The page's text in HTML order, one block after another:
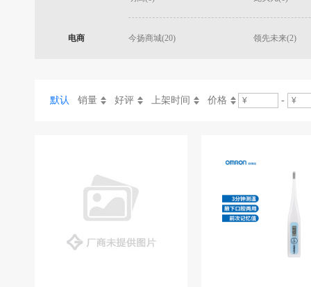
电商 今扬商城(20) 领先未来(2)
默认 销量 好评 上架时间 价格 -